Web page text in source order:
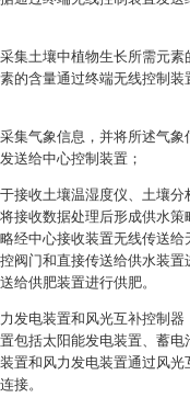
集土壤中植物生长所需元素
的含量通过终端无线控制装
集气象信息，并将所述气象
送给中心控制装置；
接收土壤温湿度仪、土壤分
接收数据处理后形成供水策
经中心接收装置无线传送给
阀门和直接传送给供水装置
给供肥装置进行供肥。
发电装置和风光互补控制器
包括太阳能发电装置、蓄电
置和风力发电装置通过风光
接。